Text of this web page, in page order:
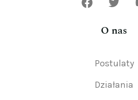
O nas
Postulaty
Działania